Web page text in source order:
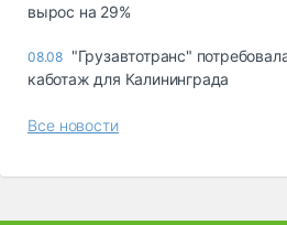
вырос на 29%
08.08 "Грузавтотранс"
каботаж для Калининграда
Все новости